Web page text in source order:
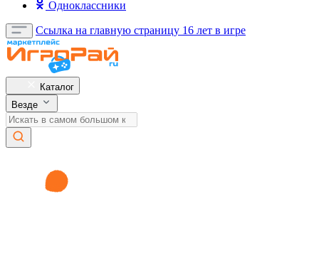
Одноклассники
Ссылка на главную страницу 16 лет в игре
Каталог
Везде